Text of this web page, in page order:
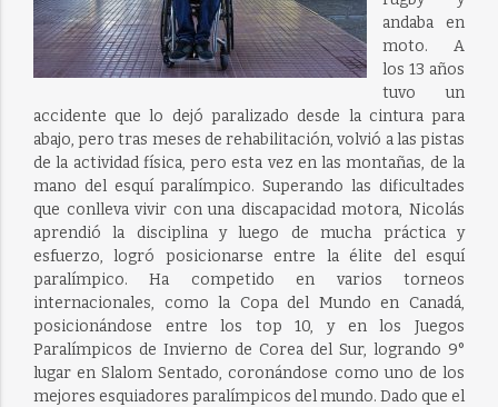
andaba en
moto. A
los 13 años
tuvo un
accidente que lo dejó paralizado desde la cintura para
abajo, pero tras meses de rehabilitación, volvió a las pistas
de la actividad física, pero esta vez en las montañas, de la
mano del esquí paralímpico. Superando las dificultades
que conlleva vivir con una discapacidad motora, Nicolás
aprendió la disciplina y luego de mucha práctica y
esfuerzo, logró posicionarse entre la élite del esquí
paralímpico. Ha competido en varios torneos
internacionales, como la Copa del Mundo en Canadá,
posicionándose entre los top 10, y en los Juegos
Paralímpicos de Invierno de Corea del Sur, logrando 9°
lugar en Slalom Sentado, coronándose como uno de los
mejores esquiadores paralímpicos del mundo. Dado que el